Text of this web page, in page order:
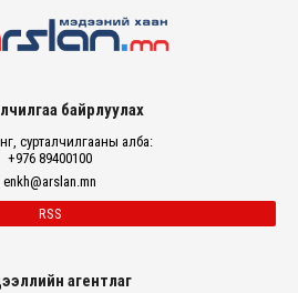
байрлуулах
сурталчилгааны алба:
+976 89400100
enkh@arslan.mn
RSS
агентлаг